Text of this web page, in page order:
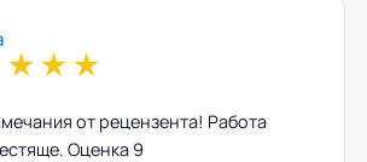
★★★
от рецензента! Работа
Оценка 9